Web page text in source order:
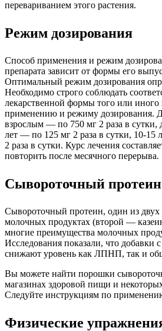
перевариванием этого растения.
Режим дозирования
Способ применения и режим
препарата зависит от формы его
Оптимальный режим дозирования
Необходимо строго соблюдать
лекарственной формы того или иного
применению и режиму дозирования.
взрослым — по 750 мг 2 раза в сутки,
лет — по 125 мг 2 раза в сутки, 10-15
2 раза в сутки. Курс лечения
повторить после месячного перерыва.
Сывороточный протеин
Сывороточный протеин, один из двух
молочных продуктах (второй —
многие преимущества молочных
Исследования показали, что добавки
снижают уровень как ЛПНП, так и
Вы можете найти порошки
магазинах здоровой пищи и
Следуйте инструкциям по
Физические